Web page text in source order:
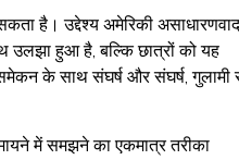
है। उद्देश्य अमेरिकी असाधारणवाद
उलझा हुआ है, बल्कि छात्रों को यह
समेकन के साथ संघर्ष और संघर्ष, गुलामी
में समझने का एकमात्र तरीका